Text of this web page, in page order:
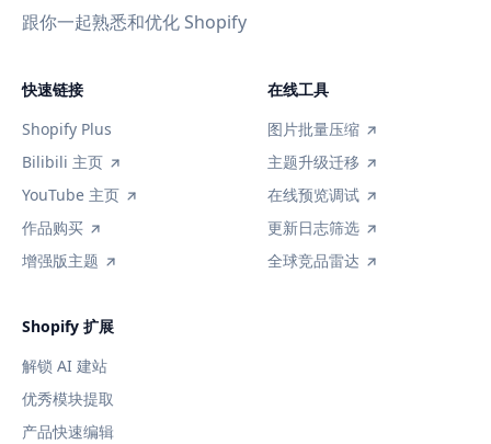
跟你一起熟悉和优化 Shopify
快速链接
Shopify Plus
Bilibili 主页
YouTube 主页
作品购买
增强版主题
在线工具
图片批量压缩
主题升级迁移
在线预览调试
更新日志筛选
全球竞品雷达
Shopify 扩展
解锁 AI 建站
优秀模块提取
产品快速编辑